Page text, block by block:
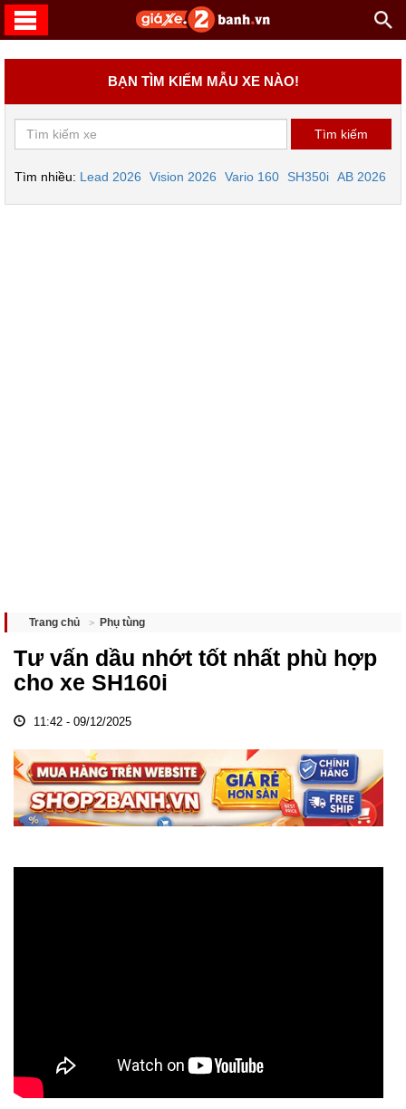
BẠN TÌM KIẾM MẪU XE NÀO!
Tìm nhiều: Lead 2026 Vision 2026 Vario 160 SH350i AB 2026
Trang chủ Phụ tùng
Tư vấn dầu nhớt tốt nhất phù hợp
cho xe SH160i
11:42 - 09/12/2025